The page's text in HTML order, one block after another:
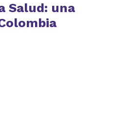
Salud: una